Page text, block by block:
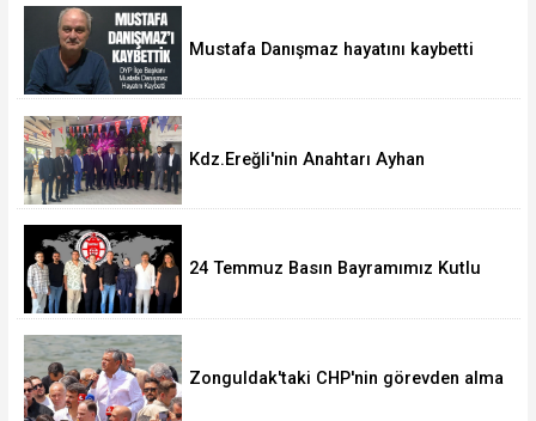
Mustafa Danışmaz hayatını kaybetti
Kdz.Ereğli'nin Anahtarı Ayhan
24 Temmuz Basın Bayramımız Kutlu
Zonguldak'taki CHP'nin görevden alma